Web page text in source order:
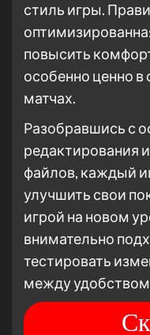
стиль игры.
повысить
особенно ценно
матчах.
Разобравшись с
редактирования
файлов, каждый
улучшить свои
игрой на новом
внимательно
тестировать
между